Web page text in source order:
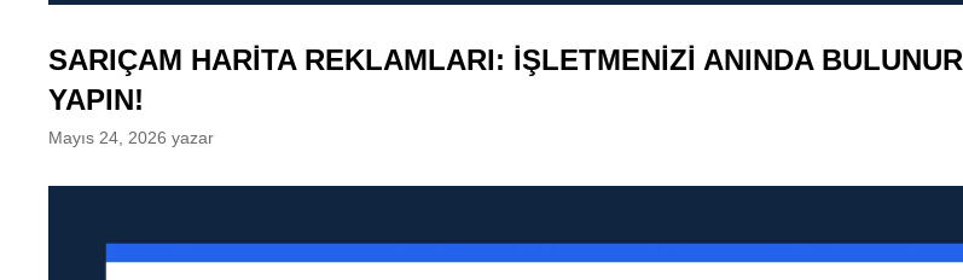
SARIÇAM HARITA REKLAMLARI: İŞLETMENIZI ANINDA BULUNUR
YAPIN!
Mayıs 24, 2026 yazar